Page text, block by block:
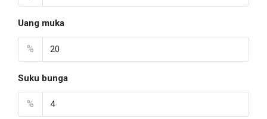
Uang muka
%
Suku bunga
%